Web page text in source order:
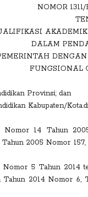
NOMOR
DALAM
FUNGSIONAL
Provinsi; dan
Kabupaten/
Nomor 14 Tahun
2005 Nomor
Nomor 5 Tahun 2014
Tahun 2014 Nomor 6,